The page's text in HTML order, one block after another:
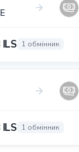
1 обмінник
1 обмінник